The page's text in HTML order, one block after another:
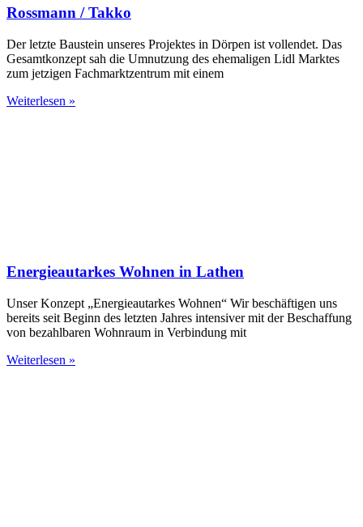
Rossmann / Takko
Der letzte Baustein unseres Projektes in Dörpen ist vollendet. Das
Gesamtkonzept sah die Umnutzung des ehemaligen Lidl Marktes
zum jetzigen Fachmarktzentrum mit einem
Weiterlesen »
Energieautarkes Wohnen in Lathen
Unser Konzept „Energieautarkes Wohnen“ Wir beschäftigen uns
bereits seit Beginn des letzten Jahres intensiver mit der Beschaffung
von bezahlbaren Wohnraum in Verbindung mit
Weiterlesen »